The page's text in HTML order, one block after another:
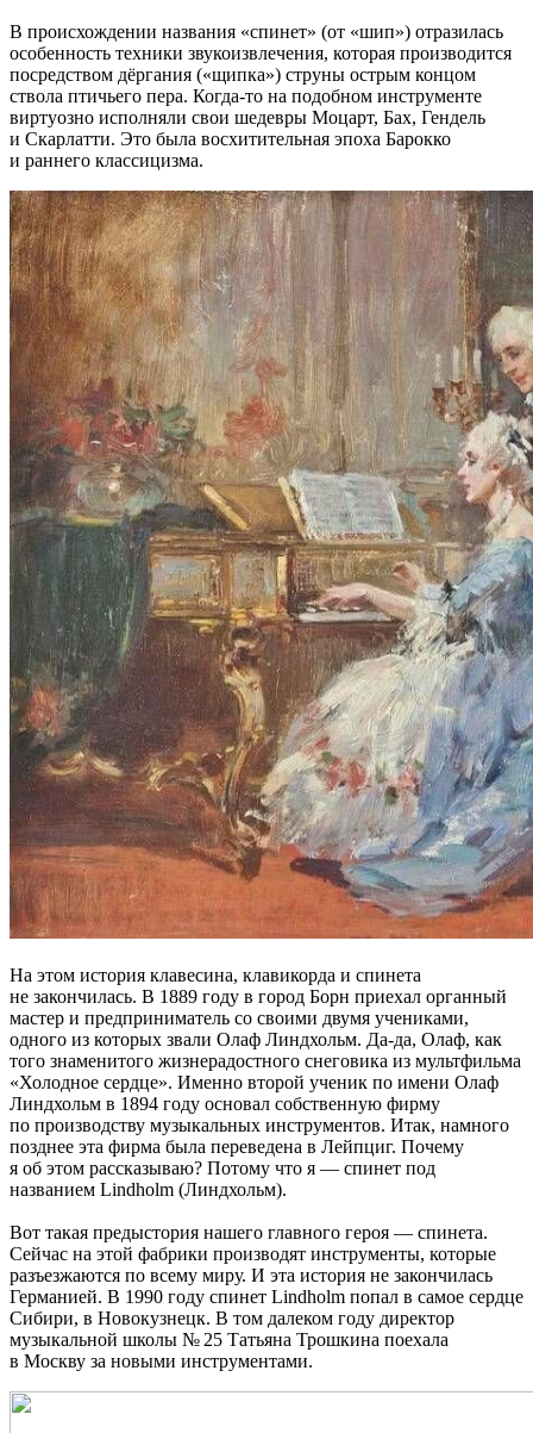
В происхождении названия «спинет» (от «шип») отразилась
особенность техники звукоизвлечения, которая производится
посредством дёргания («щипка») струны острым концом
ствола птичьего пера. Когда-то на подобном инструменте
виртуозно исполняли свои шедевры Моцарт, Бах, Гендель
и Скарлатти. Это была восхитительная эпоха Барокко
и раннего классицизма.
На этом история клавесина, клавикорда и спинета
не закончилась. В 1889 году в город Борн приехал органный
мастер и предприниматель со своими двумя учениками,
одного из которых звали Олаф Линдхольм. Да-да, Олаф, как
того знаменитого жизнерадостного снеговика из мультфильма
«Холодное сердце». Именно второй ученик по имени Олаф
Линдхольм в 1894 году основал собственную фирму
по производству музыкальных инструментов. Итак, намного
позднее эта фирма была переведена в Лейпциг. Почему
я об этом рассказываю? Потому что я — спинет под
названием Lindholm (Линдхольм).
Вот такая предыстория нашего главного героя — спинета.
Сейчас на этой фабрики производят инструменты, которые
разъезжаются по всему миру. И эта история не закончилась
Германией. В 1990 году спинет Lindholm попал в самое сердце
Сибири, в Новокузнецк. В том далеком году директор
музыкальной школы № 25 Татьяна Трошкина поехала
в Москву за новыми инструментами.